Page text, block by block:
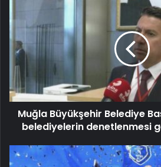
Muğla Büyükşehir Belediye
belediyelerin denetlenmesi